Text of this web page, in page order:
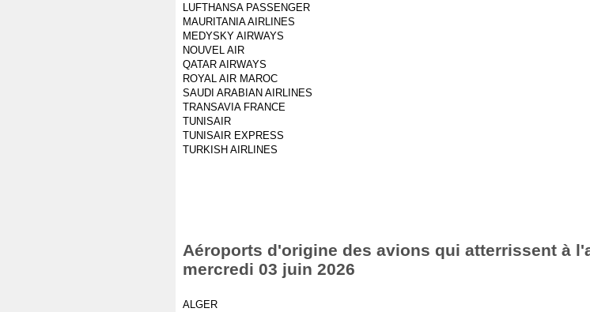
LUFTHANSA PASSENGER
MAURITANIA AIRLINES
MEDYSKY AIRWAYS
NOUVEL AIR
QATAR AIRWAYS
ROYAL AIR MAROC
SAUDI ARABIAN AIRLINES
TRANSAVIA FRANCE
TUNISAIR
TUNISAIR EXPRESS
TURKISH AIRLINES
Aéroports d'origine des avions qui atterrissent à
mercredi 03 juin 2026
ALGER